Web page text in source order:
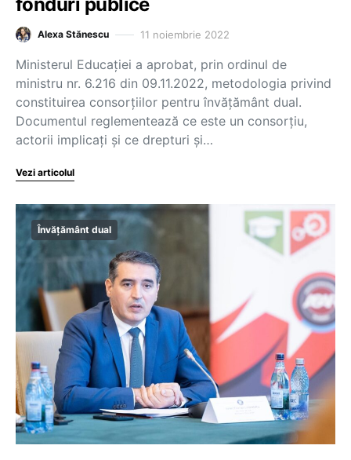
Alexa Stănescu 11 noiembrie 2022
Ministerul Educației a aprobat, prin ordinul de
ministru nr. 6.216 din 09.11.2022, metodologia privind
constituirea consorțiilor pentru învățământ dual.
Documentul reglementează ce este un consorțiu,
actorii implicați și ce drepturi și…
Vezi articolul
Învățământ dual